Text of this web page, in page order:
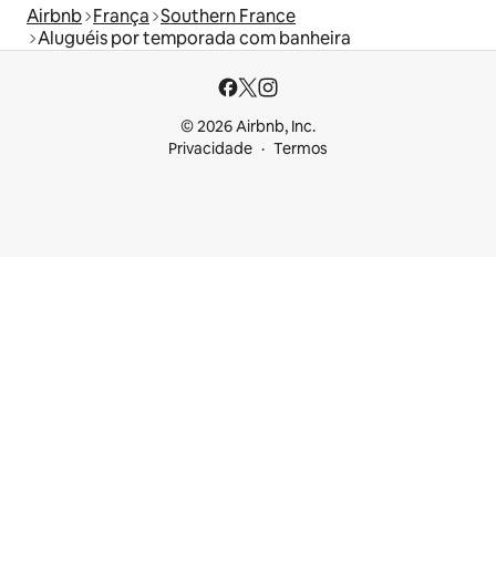
Airbnb França Southern France
Aluguéis por temporada com banheira
© 2026 Airbnb, Inc.
Privacidade
Termos